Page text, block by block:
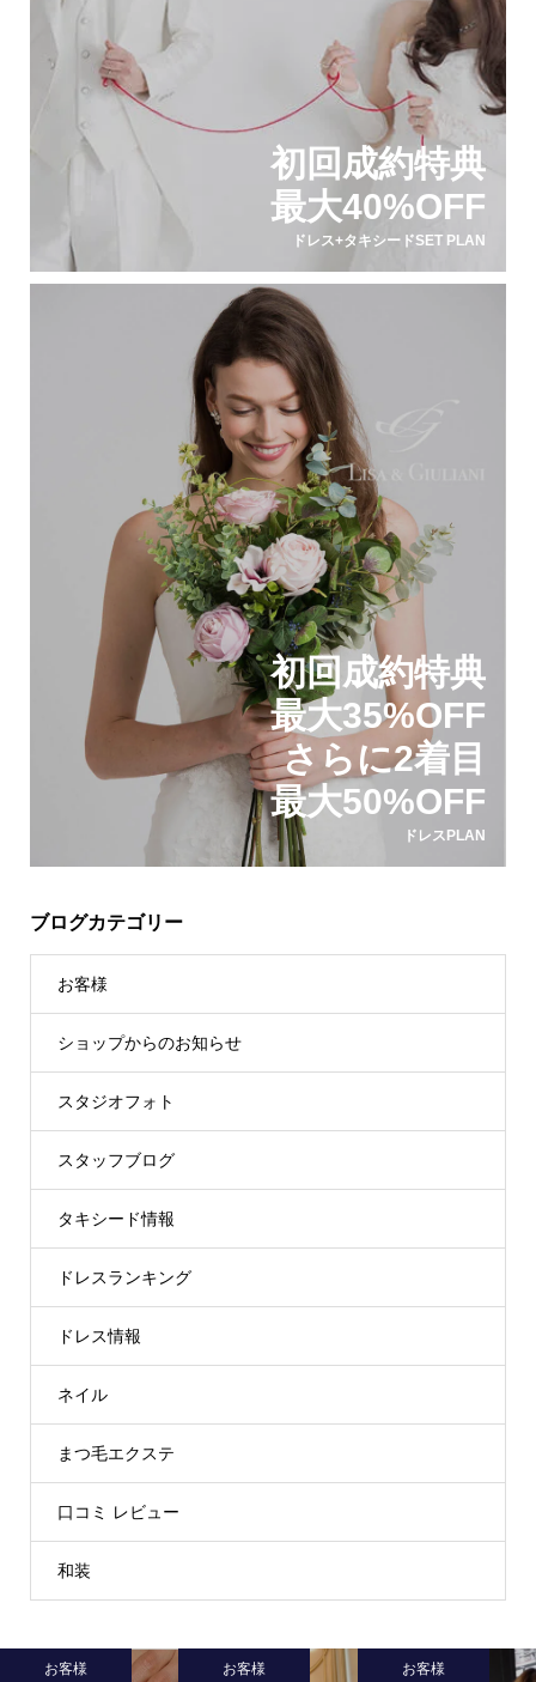
初回成約特典
最大40%OFF
ドレス+タキシードSET PLAN
初回成約特典
最大35%OFF
さらに2着目
最大50%OFF
ドレスPLAN
ブログカテゴリー
お客様
ショップからのお知らせ
スタジオフォト
スタッフブログ
タキシード情報
ドレスランキング
ドレス情報
ネイル
まつ毛エクステ
口コミ レビュー
和装
お客様 お客様 お客様